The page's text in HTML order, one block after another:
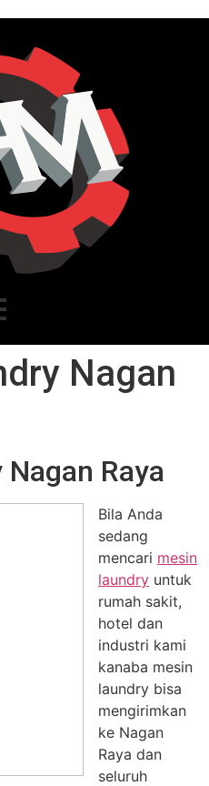
Nagan
Raya
Bila Anda
sedang
mencari mesin
laundry untuk
rumah sakit,
hotel dan
industri kami
kanaba mesin
laundry bisa
mengirimkan
ke Nagan
Raya dan
seluruh